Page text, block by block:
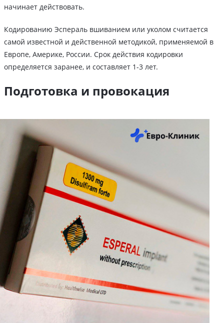
начинает действовать.
Кодированию Эспераль вшиванием или уколом считается
самой известной и действенной методикой, применяемой в
Европе, Америке, России. Срок действия кодировки
определяется заранее, и составляет 1-3 лет.
Подготовка и провокация